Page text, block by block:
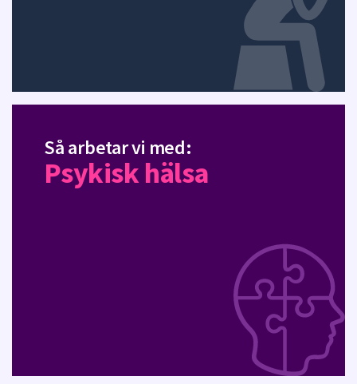
Så arbetar vi med:
Psykisk hälsa